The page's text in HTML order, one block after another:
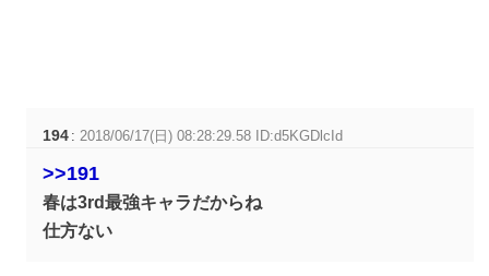
194 : 2018/06/17(日) 08:28:29.58 ID:d5KGDlcId
>>191
春は3rd最強キャラだからね
仕方ない